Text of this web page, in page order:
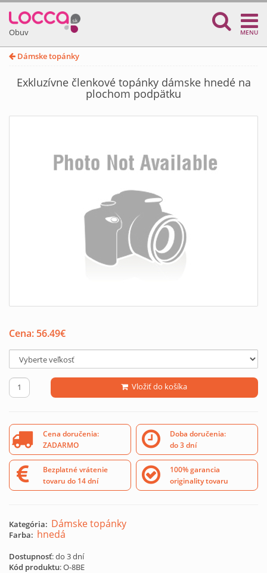
Obuv MENU
Dámske topánky
Exkluzívne členkové topánky dámske hnedé na
plochom podpätku
Cena: 56.49€
Vložiť do košíka
Cena doručenia:
ZADARMO
Doba doručenia:
do 3 dní
Bezplatné vrátenie
tovaru do 14 dní
100% garancia
originality tovaru
Kategória: Dámske topánky
Farba: hnedá
Dostupnosť: do 3 dní
Kód produktu:O-8BE